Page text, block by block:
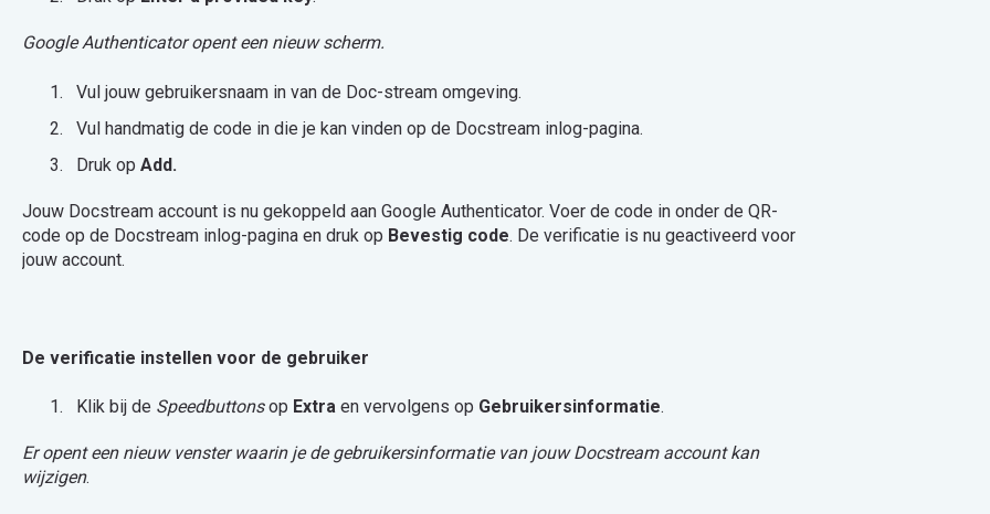
Google Authenticator opent een nieuw scherm.
Vul jouw gebruikersnaam in van de Doc-stream omgeving.
Vul handmatig de code in die je kan vinden op de Docstream inlog-pagina.
Druk op Add.
Jouw Docstream account is nu gekoppeld aan Google Authenticator. Voer de code in onder de QR-
code op de Docstream inlog-pagina en druk op Bevestig code. De verificatie is nu geactiveerd voor
jouw account.
De verificatie instellen voor de gebruiker
Klik bij de Speedbuttonsop Extra en vervolgens op Gebruikersinformatie.
Er opent een nieuw venster waarin je de gebruikersinformatie van jouw Docstream account kan
wijzigen.